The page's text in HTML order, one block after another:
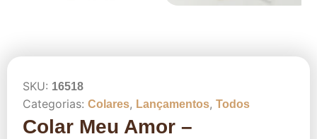
SKU: 16518
Categorias: Colares, Lançamentos, Todos
Colar Meu Amor –